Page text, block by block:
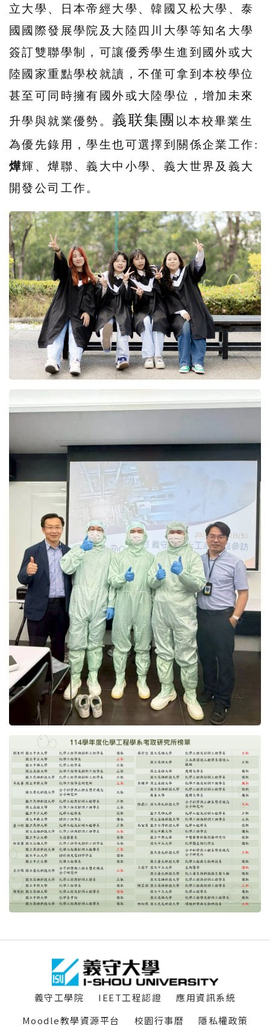
立大學、日本帝經大學、韓國又松大學、泰
國國際發展學院及大陸四川大學等知名大學
簽訂雙聯學制，可讓優秀學生進到國外或大
陸國家重點學校就讀，不僅可拿到本校學位
甚至可同時擁有國外或大陸學位，增加未來
升學與就業優勢。義联集團 以本校畢業生
為優先錄用，學生也可選擇到關係企業工作:
燁輝、燁聯、義大中小學、義大世界及義大
開發公司工作。
義守工學院 IEET工程認證
應用資訊系統
Moodle教學資源平台
校園行事曆 隱私權政策